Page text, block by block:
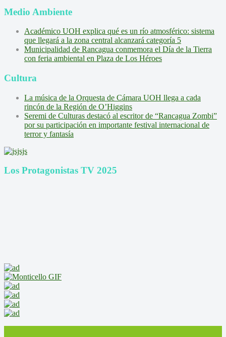
Medio Ambiente
Académico UOH explica qué es un río atmosférico: sistema
que llegará a la zona central alcanzará categoría 5
Municipalidad de Rancagua conmemora el Día de la Tierra
con feria ambiental en Plaza de Los Héroes
Cultura
La música de la Orquesta de Cámara UOH llega a cada
rincón de la Región de O’Higgins
Seremi de Culturas destacó al escritor de “Rancagua Zombi”
por su participación en importante festival internacional de
terror y fantasía
Los Protagonistas TV 2025